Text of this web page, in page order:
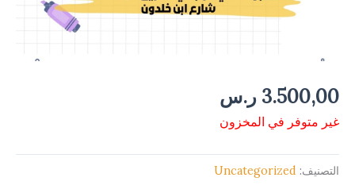
3.500,00 ر.س
غير متوفر في المخزون
التصنيف: Uncategorized